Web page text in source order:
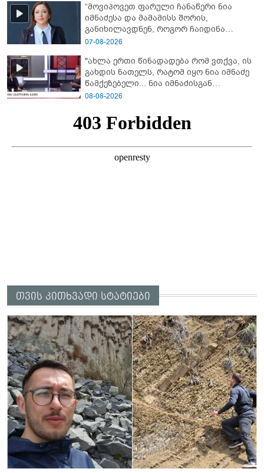
“მოვიპოვეთ ფარული ჩანაწერი ნია
იმნაძესა და მამამისს შორის,
განიხილავდნენ, როგორ ჩაიდინა
გაბაშვილმა დანაშაული” - რას ამბობს
07-08-2026
"ახლა ერთი წინადადება რომ ვთქვა, ის
გახდის ნათელს, რატომ იყო ნია იმნაძე
წამქეზებელი... ნია იმნაძისგან
გამოსული ინფორმაციაა ეს" - რას
08-08-2026
თვის კითხვადი სტატიები